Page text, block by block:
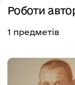
Роботи
1 предметів